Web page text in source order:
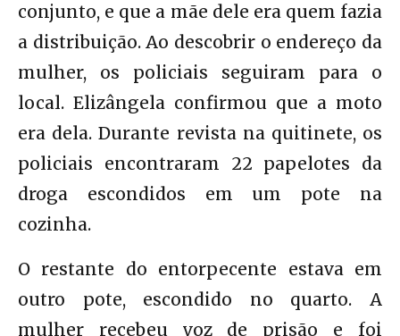
conjunto, e que a mãe dele era quem fazia
a distribuição. Ao descobrir o endereço da
mulher, os policiais seguiram para o
local. Elizângela confirmou que a moto
era dela. Durante revista na quitinete, os
policiais encontraram 22 papelotes da
droga escondidos em um pote na
cozinha.
O restante do entorpecente estava em
outro pote, escondido no quarto. A
mulher recebeu voz de prisão e foi